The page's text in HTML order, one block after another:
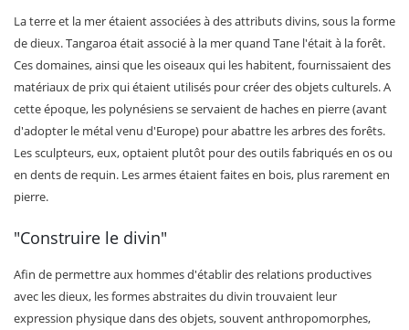
La terre et la mer étaient associées à des attributs divins, sous la forme
de dieux. Tangaroa était associé à la mer quand Tane l'était à la forêt.
Ces domaines, ainsi que les oiseaux qui les habitent, fournissaient des
matériaux de prix qui étaient utilisés pour créer des objets culturels. A
cette époque, les polynésiens se servaient de haches en pierre (avant
d'adopter le métal venu d'Europe) pour abattre les arbres des forêts.
Les sculpteurs, eux, optaient plutôt pour des outils fabriqués en os ou
en dents de requin. Les armes étaient faites en bois, plus rarement en
pierre.
"Construire le divin"
Afin de permettre aux hommes d'établir des relations productives
avec les dieux, les formes abstraites du divin trouvaient leur
expression physique dans des objets, souvent anthropomorphes,